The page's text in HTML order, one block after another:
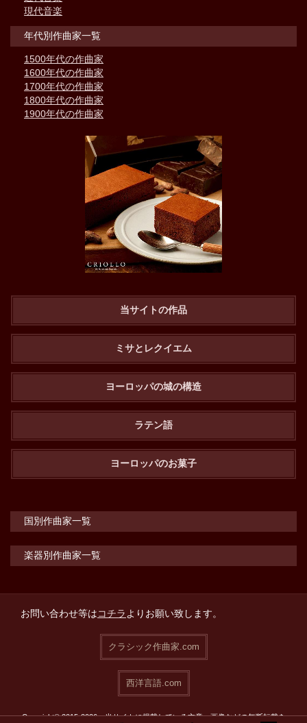
現代音楽
年代別作曲家一覧
1500年代の作曲家
1600年代の作曲家
1700年代の作曲家
1800年代の作曲家
1900年代の作曲家
当サイトの作品
ミサとレクイエム
ヨーロッパの城の構造
ラテン語
ヨーロッパのお菓子
国別作曲家一覧
楽器別作曲家一覧
お問い合わせ等はコチラよりお願い致します。
クラシック作曲家.com
西洋言語.com
Copyright© 2015-2026 当サイトに掲載している文章・画像などの無断転載を